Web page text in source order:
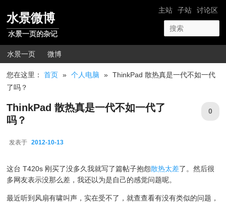
网站导航
主站 子站 讨论区
水景微博
水景一页的杂记
主菜单
水景一页 微博
您在这里：首页 » 个人电脑 » ThinkPad 散热真是一代不如一代
了吗？
ThinkPad 散热真是一代不如一代了
吗？
发表于 2012-10-13
0
这台 T420s 刚买了没多久我就写了篇帖子抱怨散热太差了。然后很
多网友表示没那么差，我还以为是自己的感觉问题呢。
最近听到风扇有啸叫声，实在受不了，就查查看有没有类似的问题，